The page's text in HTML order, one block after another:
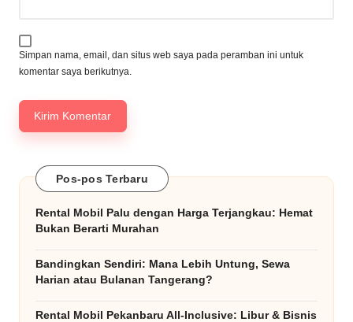
Simpan nama, email, dan situs web saya pada peramban ini untuk
komentar saya berikutnya.
Pos-pos Terbaru
Rental Mobil Palu dengan Harga Terjangkau: Hemat
Bukan Berarti Murahan
Bandingkan Sendiri: Mana Lebih Untung, Sewa
Harian atau Bulanan Tangerang?
Rental Mobil Pekanbaru All-Inclusive: Libur & Bisnis